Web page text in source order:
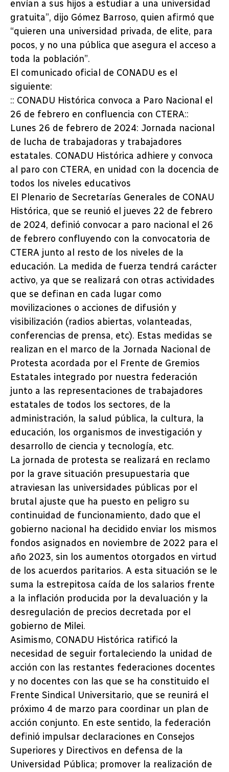
envían a sus hijos a estudiar a una universidad
gratuita”, dijo Gómez Barroso, quien afirmó que
“quieren una universidad privada, de elite, para
pocos, y no una pública que asegura el acceso a
toda la población”.
El comunicado oficial de CONADU es el
siguiente:
:: CONADU Histórica convoca a Paro Nacional el
26 de febrero en confluencia con CTERA::
Lunes 26 de febrero de 2024: Jornada nacional
de lucha de trabajadoras y trabajadores
estatales. CONADU Histórica adhiere y convoca
al paro con CTERA, en unidad con la docencia de
todos los niveles educativos
El Plenario de Secretarías Generales de CONAU
Histórica, que se reunió el jueves 22 de febrero
de 2024, definió convocar a paro nacional el 26
de febrero confluyendo con la convocatoria de
CTERA junto al resto de los niveles de la
educación. La medida de fuerza tendrá carácter
activo, ya que se realizará con otras actividades
que se definan en cada lugar como
movilizaciones o acciones de difusión y
visibilización (radios abiertas, volanteadas,
conferencias de prensa, etc). Estas medidas se
realizan en el marco de la Jornada Nacional de
Protesta acordada por el Frente de Gremios
Estatales integrado por nuestra federación
junto a las representaciones de trabajadores
estatales de todos los sectores, de la
administración, la salud pública, la cultura, la
educación, los organismos de investigación y
desarrollo de ciencia y tecnología, etc.
La jornada de protesta se realizará en reclamo
por la grave situación presupuestaria que
atraviesan las universidades públicas por el
brutal ajuste que ha puesto en peligro su
continuidad de funcionamiento, dado que el
gobierno nacional ha decidido enviar los mismos
fondos asignados en noviembre de 2022 para el
año 2023, sin los aumentos otorgados en virtud
de los acuerdos paritarios. A esta situación se le
suma la estrepitosa caída de los salarios frente
a la inflación producida por la devaluación y la
desregulación de precios decretada por el
gobierno de Milei.
Asimismo, CONADU Histórica ratificó la
necesidad de seguir fortaleciendo la unidad de
acción con las restantes federaciones docentes
y no docentes con las que se ha constituido el
Frente Sindical Universitario, que se reunirá el
próximo 4 de marzo para coordinar un plan de
acción conjunto. En este sentido, la federación
definió impulsar declaraciones en Consejos
Superiores y Directivos en defensa de la
Universidad Pública; promover la realización de